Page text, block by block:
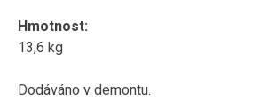
Hmotnost:
13,6 kg
Dodáváno v demontu.